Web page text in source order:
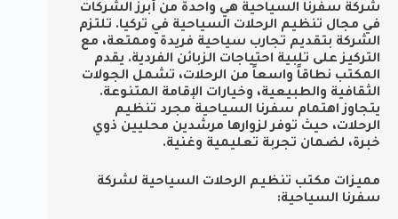
شركة سفرنا السياحية هي واحدة من أبرز الشركات
في مجال تنظيم الرحلات السياحية في تركيا. تلتزم
الشركة بتقديم تجارب سياحية فريدة وممتعة، مع
التركيز على تلبية احتياجات الزبائن الفردية. يقدم
المكتب نطاقاً واسعاً من الرحلات، تشمل الجولات
الثقافية والطبيعية، وخيارات الإقامة المتنوعة.
يتجاوز اهتمام سفرنا السياحية مجرد تنظيم
الرحلات، حيث توفر لزوارها مرشدين محليين ذوي
خبرة، لضمان تجربة تعليمية وغنية.
مميزات مكتب تنظيم الرحلات السياحية لشركة
سفرنا السياحية: